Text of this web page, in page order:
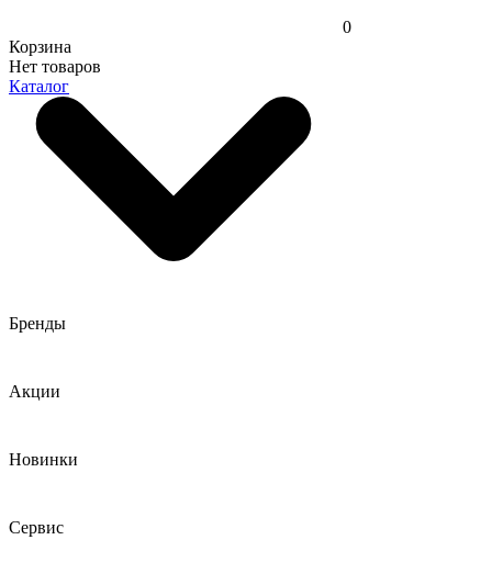
0
Корзина
Нет товаров
Каталог
Бренды
Акции
Новинки
Сервис